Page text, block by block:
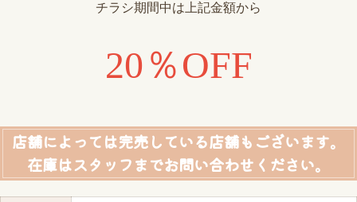
チラシ期間中は上記金額から
20％OFF
店舗によっては完売している店舗もございます。
在庫はスタッフまでお問い合わせください。